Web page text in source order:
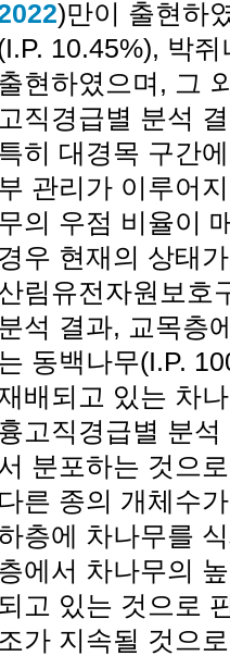
)만이 출현하
10.45%), 박
현하였으며, 그
고직경급별 분석
히 대경목 구간
관리가 이루어
의 우점 비율이
경우 현재의 상태
림유전자원보호
석 결과, 교목층
동백나무(I.P.
배되고 있는 차
고직경급별 분
분포하는 것으
다른 종의 개체수
층에 차나무를
에서 차나무의
되고 있는 것으로
조가 지속될 것으